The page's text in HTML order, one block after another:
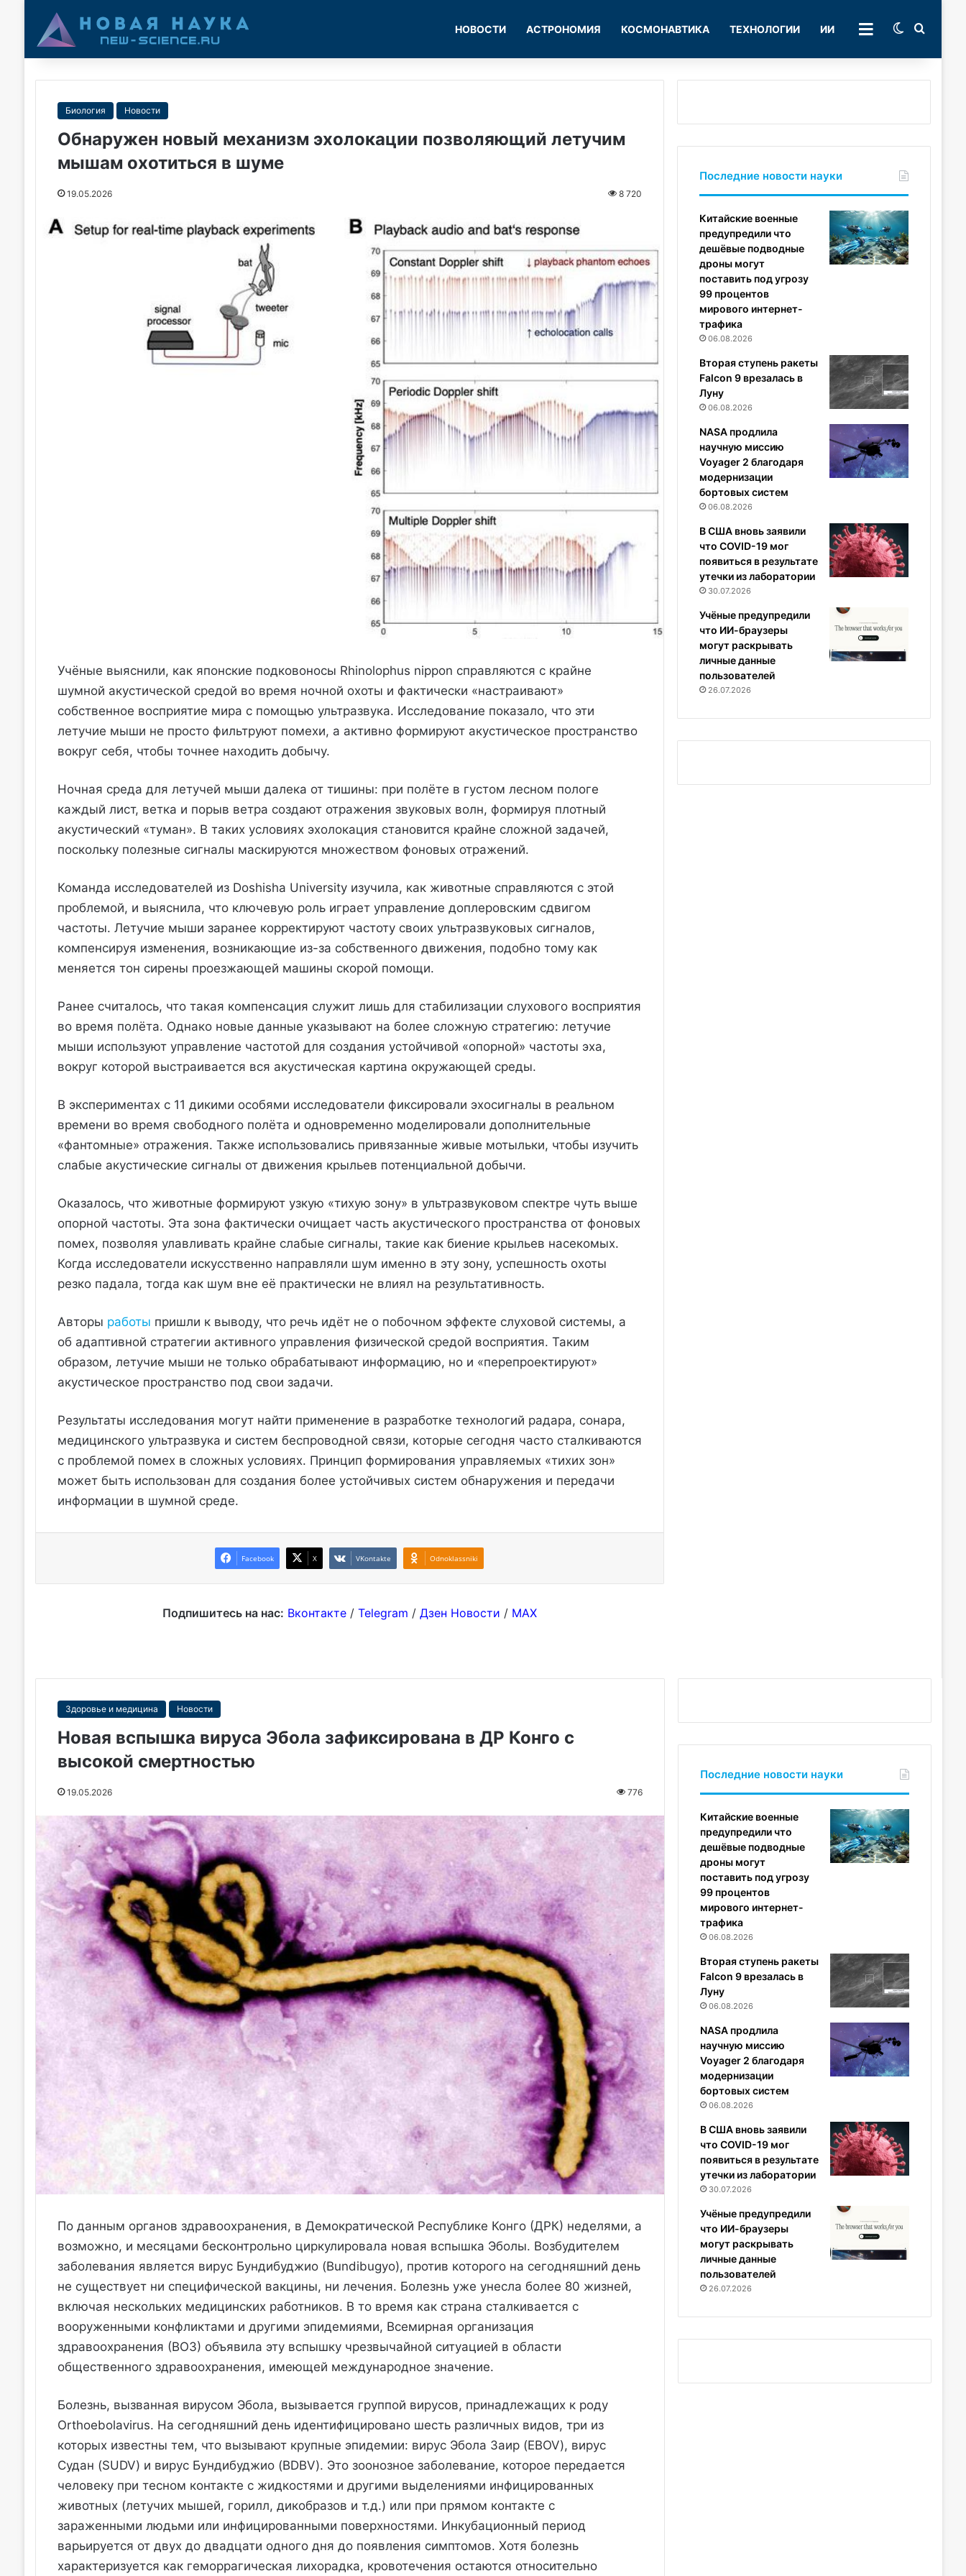
НОВОСТИ АСТРОНОМИЯ КОСМОНАВТИКА ТЕХНОЛОГИИ ИИ РУБРИКИSwitch skin
Биология Новости
Обнаружен новый механизм эхолокации позволяющий летучим
мышам охотиться в шуме
19.05.2026 8 720
Учёные выяснили, как японские подковоносы Rhinolophus nippon справляются с крайне
шумной акустической средой во время ночной охоты и фактически «настраивают»
собственное восприятие мира с помощью ультразвука. Исследование показало, что эти
летучие мыши не просто фильтруют помехи, а активно формируют акустическое пространство
вокруг себя, чтобы точнее находить добычу.
Ночная среда для летучей мыши далека от тишины: при полёте в густом лесном пологе
каждый лист, ветка и порыв ветра создают отражения звуковых волн, формируя плотный
акустический «туман». В таких условиях эхолокация становится крайне сложной задачей,
поскольку полезные сигналы маскируются множеством фоновых отражений.
Команда исследователей из Doshisha University изучила, как животные справляются с этой
проблемой, и выяснила, что ключевую роль играет управление доплеровским сдвигом
частоты. Летучие мыши заранее корректируют частоту своих ультразвуковых сигналов,
компенсируя изменения, возникающие из-за собственного движения, подобно тому как
меняется тон сирены проезжающей машины скорой помощи.
Ранее считалось, что такая компенсация служит лишь для стабилизации слухового восприятия
во время полёта. Однако новые данные указывают на более сложную стратегию: летучие
мыши используют управление частотой для создания устойчивой «опорной» частоты эха,
вокруг которой выстраивается вся акустическая картина окружающей среды.
В экспериментах с 11 дикими особями исследователи фиксировали эхосигналы в реальном
времени во время свободного полёта и одновременно моделировали дополнительные
«фантомные» отражения. Также использовались привязанные живые мотыльки, чтобы изучить
слабые акустические сигналы от движения крыльев потенциальной добычи.
Оказалось, что животные формируют узкую «тихую зону» в ультразвуковом спектре чуть выше
опорной частоты. Эта зона фактически очищает часть акустического пространства от фоновых
помех, позволяя улавливать крайне слабые сигналы, такие как биение крыльев насекомых.
Когда исследователи искусственно направляли шум именно в эту зону, успешность охоты
резко падала, тогда как шум вне её практически не влиял на результативность.
Авторы работы пришли к выводу, что речь идёт не о побочном эффекте слуховой системы, а
об адаптивной стратегии активного управления физической средой восприятия. Таким
образом, летучие мыши не только обрабатывают информацию, но и «перепроектируют»
акустическое пространство под свои задачи.
Результаты исследования могут найти применение в разработке технологий радара, сонара,
медицинского ультразвука и систем беспроводной связи, которые сегодня часто сталкиваются
с проблемой помех в сложных условиях. Принцип формирования управляемых «тихих зон»
может быть использован для создания более устойчивых систем обнаружения и передачи
информации в шумной среде.
Facebook X VKontakte Odnoklassniki
Подпишитесь на нас: Вконтакте/ Telegram / Дзен Новости / MAX
Последние новости науки
Китайские военные
предупредили что
дешёвые подводные
дроны могут
поставить под угрозу
99 процентов
мирового интернет-
трафика
06.08.2026
Вторая ступень ракеты
Falcon 9 врезалась в
Луну
06.08.2026
NASA продлила
научную миссию
Voyager 2 благодаря
модернизации
бортовых систем
06.08.2026
В США вновь заявили
что COVID-19 мог
появиться в результате
утечки из лаборатории
30.07.2026
Учёные предупредили
что ИИ-браузеры
могут раскрывать
личные данные
пользователей
26.07.2026